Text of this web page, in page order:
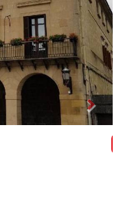
Next